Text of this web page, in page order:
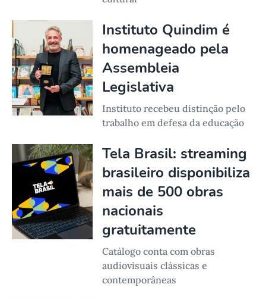
Instituto Quindim é
homenageado pela
Assembleia
Legislativa
Instituto recebeu distinção pelo
trabalho em defesa da educação
Tela Brasil: streaming
brasileiro disponibiliza
mais de 500 obras
nacionais
gratuitamente
Catálogo conta com obras
audiovisuais clássicas e
contemporâneas